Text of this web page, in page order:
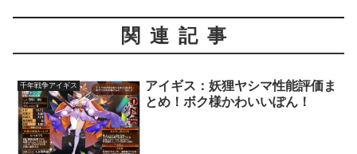
関連記事
千年戦争アイギス
アイギス：妖狸ヤシマ性能評価ま
とめ！ボク様かわいいぽん！